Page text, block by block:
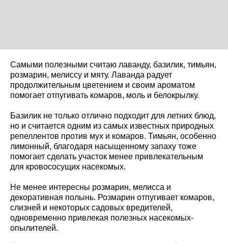
Самыми полезными считаю лаванду, базилик, тимьян,
розмарин, мелиссу и мяту. Лаванда радует
продолжительным цветением и своим ароматом
помогает отпугивать комаров, моль и белокрылку.
Базилик не только отлично подходит для летних блюд,
но и считается одним из самых известных природных
репеллентов против мух и комаров. Тимьян, особенно
лимонный, благодаря насыщенному запаху тоже
помогает сделать участок менее привлекательным
для кровососущих насекомых.
Не менее интересны розмарин, мелисса и
декоративная полынь. Розмарин отпугивает комаров,
слизней и некоторых садовых вредителей,
одновременно привлекая полезных насекомых-
опылителей.